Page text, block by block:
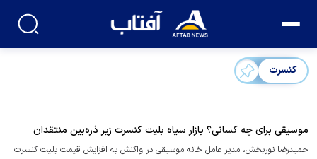
کنسرت‌
موسیقی برای چه کسانی؟ بازار سیاه بلیت کنسرت زیر ذره‌بین منتقدان
حمیدرضا نوربخش، مدیر عامل خانه موسیقی در واکنش به افزایش قیمت بلیت کنسرت